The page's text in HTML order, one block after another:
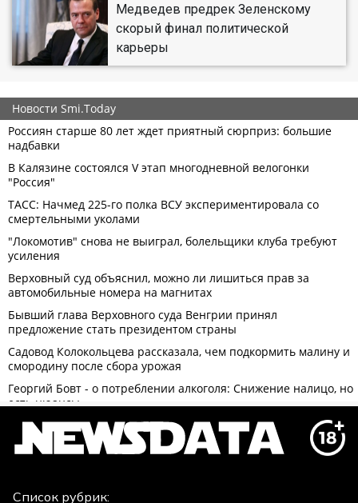
Медведев предрек Зеленскому
скорый финал политической
карьеры
Список рубрик: